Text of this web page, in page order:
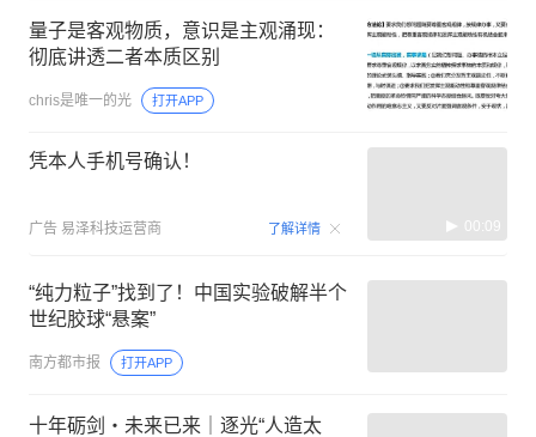
量子是客观物质，意识是主观涌现：
彻底讲透二者本质区别
chris是唯一的光 打开APP
凭本人手机号确认！
广告 易泽科技运营商 了解详情 00:09
“纯力粒子”找到了！中国实验破解半个
世纪胶球“悬案”
南方都市报 打开APP
十年砺剑・未来已来｜逐光“人造太